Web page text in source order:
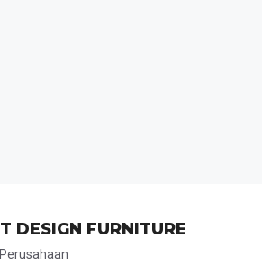
DESIGN FURNITURE
Perusahaan